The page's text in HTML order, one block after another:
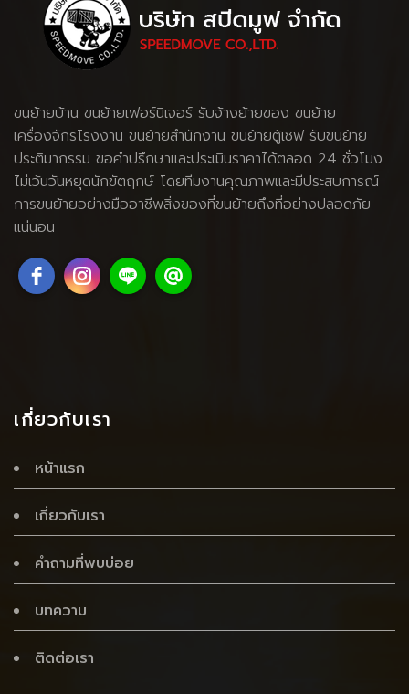
ขนย้ายบ้าน ขนย้ายเฟอร์นิเจอร์ รับจ้างย้ายของ ขนย้าย
เครื่องจักรโรงงาน ขนย้ายสำนักงาน ขนย้ายตู้เซฟ รับขนย้าย
ประติมากรรม ขอคำปรึกษาและประเมินราคาได้ตลอด 24 ชั่วโมง
ไม่เว้นวันหยุดนักขัตฤกษ์ โดยทีมงานคุณภาพและมีประสบการณ์
การขนย้ายอย่างมืออาชีพสิ่งของที่ขนย้ายถึงที่อย่างปลอดภัย
แน่นอน
เกี่ยวกับเรา
หน้าแรก
เกี่ยวกับเรา
คำถามที่พบบ่อย
บทความ
ติดต่อเรา